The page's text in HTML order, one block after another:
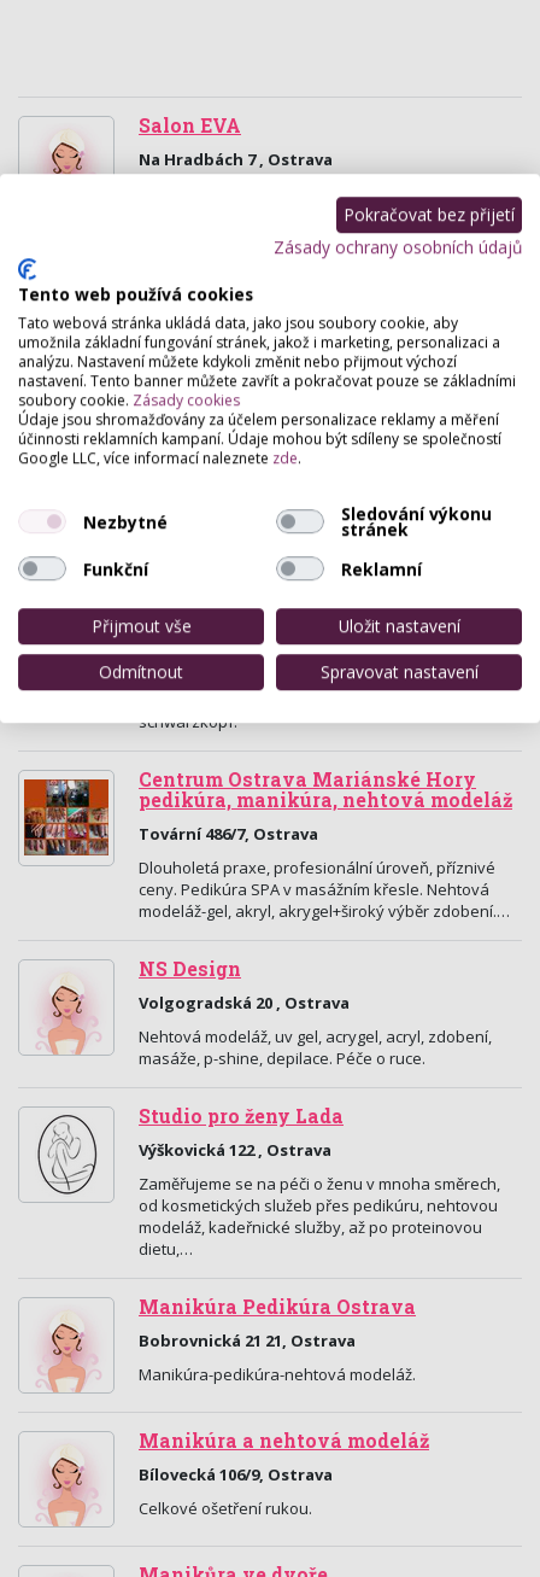
Salon EVA
Na Hradbách 7 , Ostrava
Dámské a panské kadeřnictví, manikůra, pedikůra,
nehtová modeláž, prodlužování vlasů.
Masarykovo Náměstí 37/20, Ostrava
Kadeřnický salon v centru Ostravy. Nabízíme
kadeřnické, kosmetické, manikérské a pedikérské
služby, prodlužování vlasů a řas, brazilský keratin,…
Centrum prodlužování vlasů
Salon v centru Ostravy naproti OD LASO, kompletní
kadeřnické, kosmetické, manikúrní a pedikúrní
služby, prodlužování vlasů Extend Magic, nástřel…
Vlasové studio Karin
Dvořákova 26 , Ostrava
Vlasove studio Karin nabízí kadeřnické služby pro
schwarzkopf.
Centrum Ostrava Mariánské Hory
pedikúra, manikúra, nehtová modeláž
Tovární 486/7, Ostrava
Dlouholetá praxe, profesionální úroveň, příznivé
ceny. Pedikúra SPA v masážním křesle. Nehtová
modeláž-gel, akryl, akrygel+široký výběr zdobení.…
NS Design
Volgogradská 20 , Ostrava
Nehtová modeláž, uv gel, acrygel, acryl, zdobení,
masáže, p-shine, depilace. Péče o ruce.
Studio pro ženy Lada
Výškovická 122 , Ostrava
Zaměřujeme se na péči o ženu v mnoha směrech,
od kosmetických služeb přes pedikúru, nehtovou
modeláž, kadeřnické služby, až po proteinovou
dietu,…
Manikúra Pedikúra Ostrava
Bobrovnická 21 21, Ostrava
Manikúra-pedikúra-nehtová modeláž.
Manikúra a nehtová modeláž
Bílovecká 106/9, Ostrava
Celkové ošetření rukou.
Pokračovat bez přijetí
Zásady ochrany osobních údajů
Tento web používá cookies
Tato webová stránka ukládá data, jako jsou soubory cookie, aby
umožnila základní fungování stránek, jakož i marketing, personalizaci a
analýzu. Nastavení můžete kdykoli změnit nebo přijmout výchozí
nastavení. Tento banner můžete zavřít a pokračovat pouze se základními
soubory cookie. Zásady cookies
Údaje jsou shromažďovány za účelem personalizace reklamy a měření
účinnosti reklamních kampaní. Údaje mohou být sdíleny se společností
Google LLC, více informací naleznete zde.
Nezbytné Sledování výkonu
stránek
Funkční
Reklamní
Přijmout vše
Uložit nastavení
Odmítnout
Spravovat nastavení